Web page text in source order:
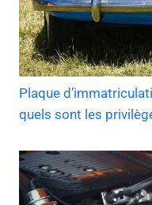
Plaque
quels sont les